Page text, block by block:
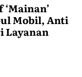
Mobil, Anti
Layanan